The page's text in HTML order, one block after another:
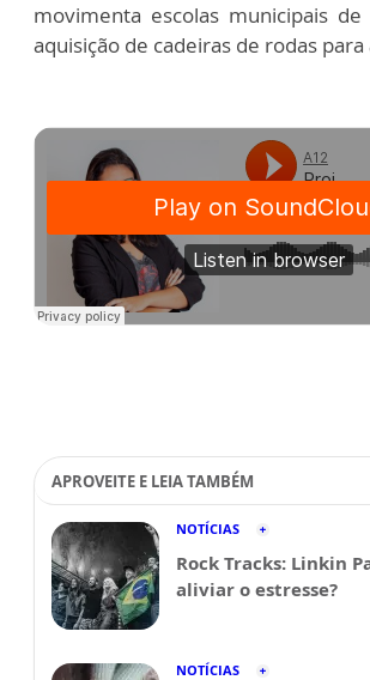
movimenta escolas municipais
aquisição de cadeiras de rodas para
APROVEITE E LEIA TAMBÉM
NOTÍCIAS
Rock Tracks: Linkin
aliviar o estresse?
NOTÍCIAS